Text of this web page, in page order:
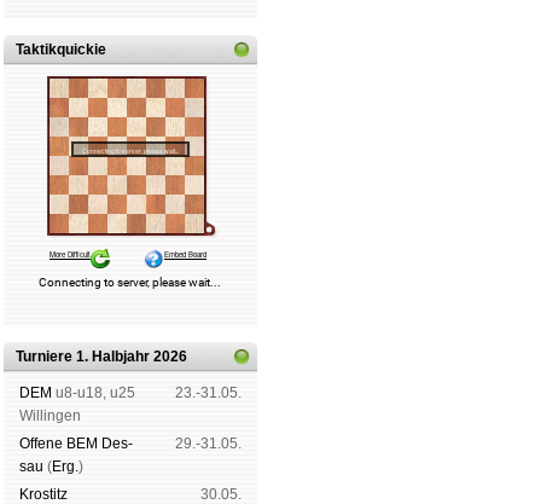
Taktikquickie
Turniere 1. Halbjahr 2026
DEM u8-u18, u25
Wil­lin­gen
23.-31.05.
Offene BEM Des­
sau (Erg.)
29.-31.05.
Kros­titz
30.05.